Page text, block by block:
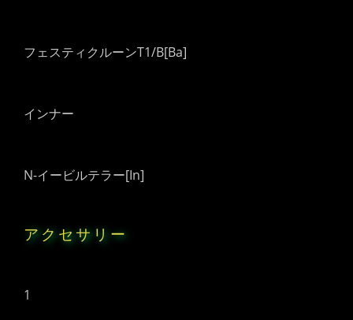
フェスティクルーンT1/B[Ba]
インナー
N-イービルテラー[In]
アクセサリー
1